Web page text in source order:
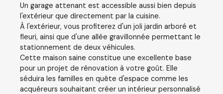
Un garage attenant est accessible aussi bien depuis
l'extérieur que directement par la cuisine.
À l'extérieur, vous profiterez d'un joli jardin arboré et
fleuri, ainsi que d'une allée gravillonnée permettant le
stationnement de deux véhicules.
Cette maison saine constitue une excellente base
pour un projet de rénovation à votre goût. Elle
séduira les familles en quête d'espace comme les
acquéreurs souhaitant créer un intérieur personnalisé